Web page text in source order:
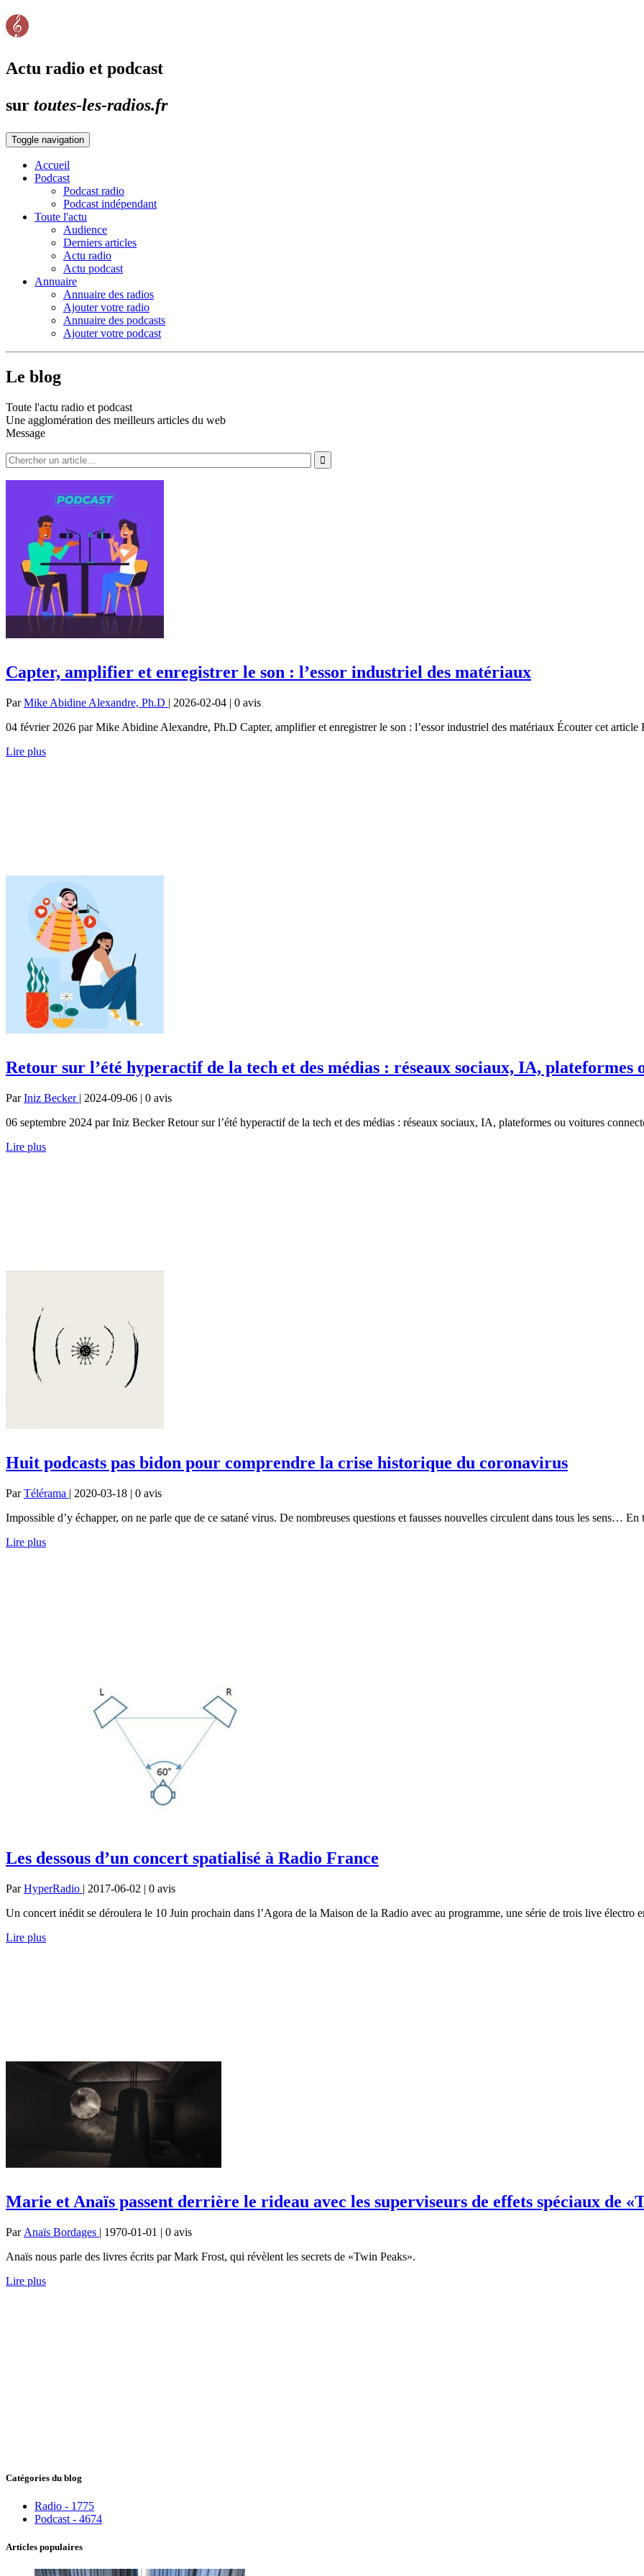
Actu radio et podcast
sur toutes-les-radios.fr
Toggle navigation
Accueil
Podcast
Podcast radio
Podcast indépendant
Toute l'actu
Audience
Derniers articles
Actu radio
Actu podcast
Annuaire
Annuaire des radios
Ajouter votre radio
Annuaire des podcasts
Ajouter votre podcast
Le blog
Toute l'actu radio et podcast
Une agglomération des meilleurs articles du web
Message
Capter, amplifier et enregistrer le son : l’essor industriel des matériaux
ParMike Abidine Alexandre, Ph.D | 2026-02-04 | 0 avis
04 février 2026 par Mike Abidine Alexandre, Ph.D Capter, amplifier et enregistrer le son : l’essor industriel des matériaux Écouter cet article
Lire plus
Retour sur l’été hyperactif de la tech et des médias : réseaux sociaux, IA, plateformes
ParIniz Becker | 2024-09-06 | 0 avis
06 septembre 2024 par Iniz Becker Retour sur l’été hyperactif de la tech et des médias : réseaux sociaux, IA, plateformes ou voitures
Lire plus
Huit podcasts pas bidon pour comprendre la crise historique du coronavirus
ParTélérama | 2020-03-18 | 0 avis
Impossible d’y échapper, on ne parle que de ce satané virus. De nombreuses questions et fausses nouvelles circulent dans tous les sens…
Lire plus
Les dessous d’un concert spatialisé à Radio France
ParHyperRadio | 2017-06-02 | 0 avis
Un concert inédit se déroulera le 10 Juin prochain dans l’Agora de la Maison de la Radio avec au programme, une série de trois live électro
Lire plus
Marie et Anaïs passent derrière le rideau avec les superviseurs de effets spéciaux de
Par Anaïs Bordages | 1970-01-01 | 0 avis
Anaïs nous parle des livres écrits par Mark Frost, qui révèlent les secrets de «Twin Peaks».
Lire plus
Catégories du blog
Radio - 1775
Podcast - 4674
Articles populaires